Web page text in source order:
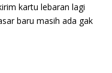
kartu lebaran lagi
baru masih ada gak